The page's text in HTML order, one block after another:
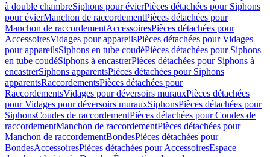
à double chambreSiphons pour évierPièces détachées pour Siphons
pour évierManchon de raccordementPièces détachées pour
Manchon de raccordementAccessoiresPièces détachées pour
AccessoiresVidages pour appareilsPièces détachées pour Vidages
pour appareilsSiphons en tube coudéPièces détachées pour Siphons
en tube coudéSiphons à encastrerPièces détachées pour Siphons à
encastrerSiphons apparentsPièces détachées pour Siphons
apparentsRaccordementsPièces détachées pour
RaccordementsVidages pour déversoirs murauxPièces détachées
pour Vidages pour déversoirs murauxSiphonsPièces détachées pour
SiphonsCoudes de raccordementPièces détachées pour Coudes de
raccordementManchon de raccordementPièces détachées pour
Manchon de raccordementBondesPièces détachées pour
BondesAccessoiresPièces détachées pour AccessoiresEspace